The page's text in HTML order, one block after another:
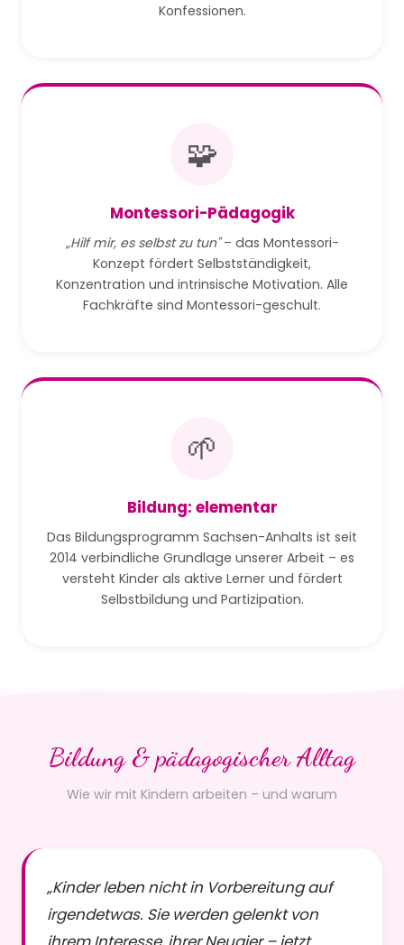
Konfessionen.
🧩
Montessori-Pädagogik
„Hilf mir, es selbst zu tun"– das Montessori-
Konzept fördert Selbstständigkeit,
Konzentration und intrinsische Motivation. Alle
Fachkräfte sind Montessori-geschult.
🌱
Bildung: elementar
Das Bildungsprogramm Sachsen-Anhalts ist seit
2014 verbindliche Grundlage unserer Arbeit – es
versteht Kinder als aktive Lerner und fördert
Selbstbildung und Partizipation.
Bildung & pädagogischer Alltag
Wie wir mit Kindern arbeiten – und warum
„Kinder leben nicht in Vorbereitung auf
irgendetwas. Sie werden gelenkt von